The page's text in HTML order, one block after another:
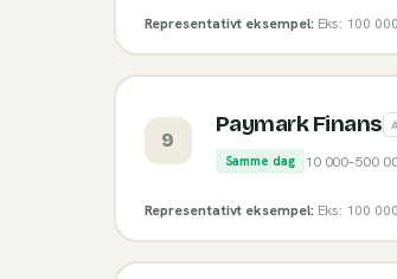
Representativt eksempel: Eks: 100
9
Paymark Finans
Samme dag 10 000–500
Representativt eksempel: Eks: 100